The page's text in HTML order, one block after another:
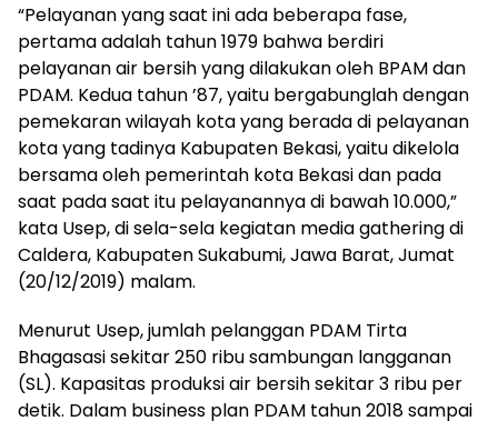
“Pelayanan yang saat ini ada beberapa fase,
pertama adalah tahun 1979 bahwa berdiri
pelayanan air bersih yang dilakukan oleh BPAM dan
PDAM. Kedua tahun ’87, yaitu bergabunglah dengan
pemekaran wilayah kota yang berada di pelayanan
kota yang tadinya Kabupaten Bekasi, yaitu dikelola
bersama oleh pemerintah kota Bekasi dan pada
saat pada saat itu pelayanannya di bawah 10.000,”
kata Usep, di sela-sela kegiatan media gathering di
Caldera, Kabupaten Sukabumi, Jawa Barat, Jumat
(20/12/2019) malam.
Menurut Usep, jumlah pelanggan PDAM Tirta
Bhagasasi sekitar 250 ribu sambungan langganan
(SL). Kapasitas produksi air bersih sekitar 3 ribu per
detik. Dalam business plan PDAM tahun 2018 sampai